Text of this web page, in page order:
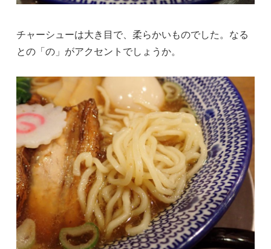
チャーシューは大き目で、柔らかいものでした。なる
との「の」がアクセントでしょうか。